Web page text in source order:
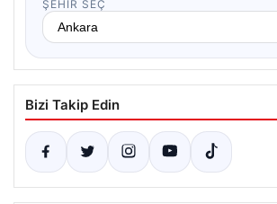
ŞEHIR SEÇ
Bizi Takip Edin